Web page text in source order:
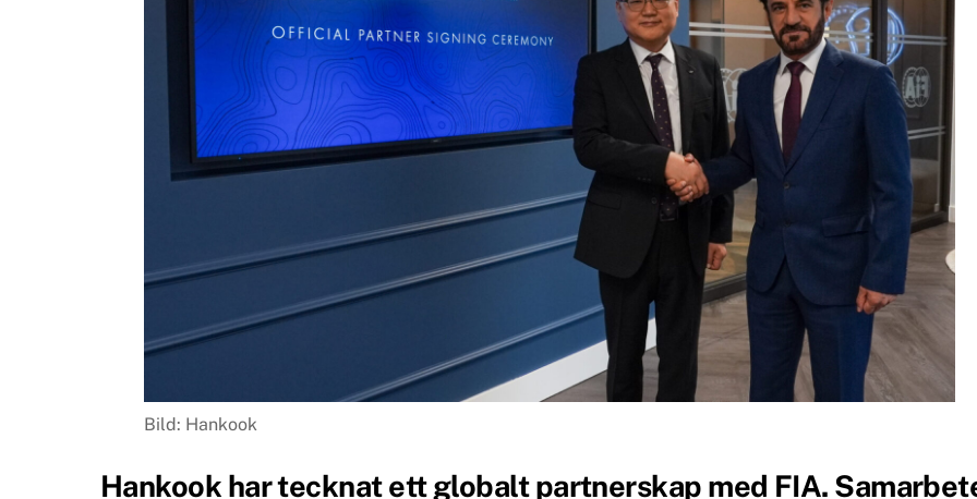
Bild: Hankook
Hankook har tecknat ett globalt partnerskap med FIA.